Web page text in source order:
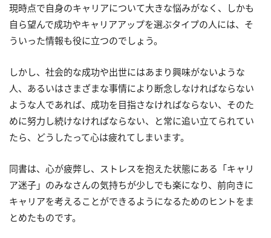
現時点で自身のキャリアについて大きな悩みがなく、しかも
自ら望んで成功やキャリアアップを選ぶタイプの人には、そ
ういった情報も役に立つのでしょう。
しかし、社会的な成功や出世にはあまり興味がないような
人、あるいはさまざまな事情により断念しなければならない
ような人であれば、成功を目指さなければならない、そのた
めに努力し続けなければならない、と常に追い立てられてい
たら、どうしたって心は疲れてしまいます。
同書は、心が疲弊し、ストレスを抱えた状態にある「キャリ
ア迷子」のみなさんの気持ちが少しでも楽になり、前向きに
キャリアを考えることができるようになるためのヒントをま
とめたものです。